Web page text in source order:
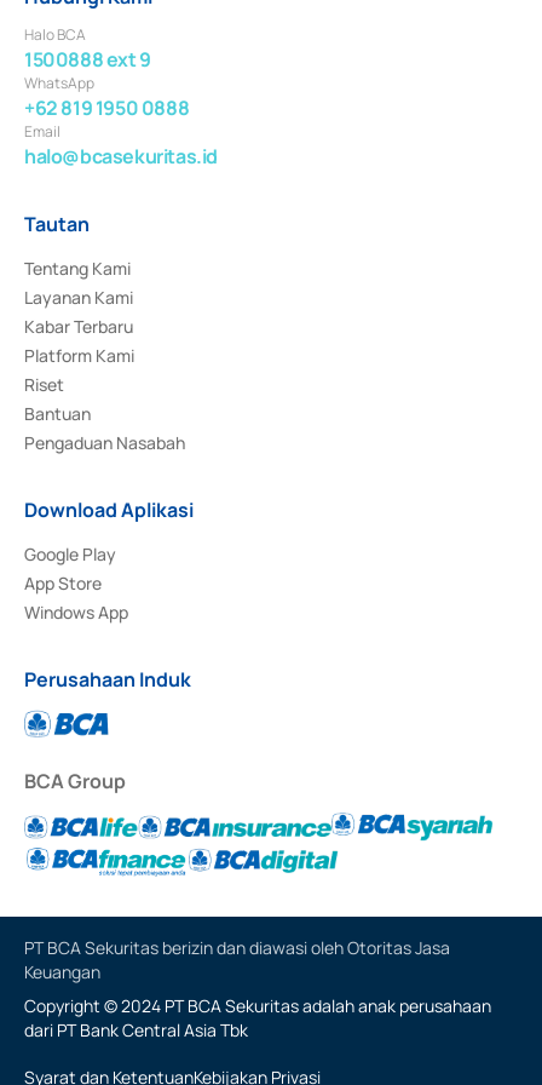
Halo BCA
1500888 ext 9
WhatsApp
+62 819 1950 0888
Email
halo@bcasekuritas.id
Tautan
Tentang Kami
Layanan Kami
Kabar Terbaru
Platform Kami
Riset
Bantuan
Pengaduan Nasabah
Download Aplikasi
Google Play
App Store
Windows App
Perusahaan Induk
BCA Group
PT BCA Sekuritas berizin dan diawasi oleh Otoritas Jasa
Keuangan
Copyright © 2024 PT BCA Sekuritas adalah anak perusahaan
dari PT Bank Central Asia Tbk
Syarat dan KetentuanKebijakan Privasi